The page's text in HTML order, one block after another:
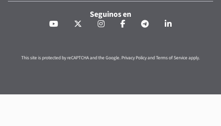
Seguinos en
This site is protected by reCAPTCHA and the Google. Privacy PolicyandTerms of Serviceapply.